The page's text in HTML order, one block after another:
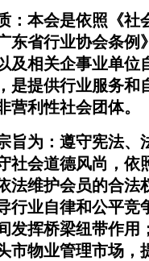
：本会是依照《社
东省行业协会条例
及相关企事业单位
是提供行业服务和
营利性社会团体。
旨为：遵守宪法、
社会道德风尚，依
法维护会员的合法
行业自律和公平竞
发挥桥梁纽带作用
市物业管理市场，